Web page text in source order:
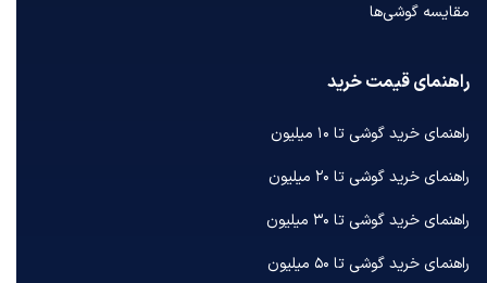
مقایسه گوشی‌ها
راهنمای قیمت خرید
راهنمای خرید گوشی تا ۱۰ میلیون
راهنمای خرید گوشی تا ۲۰ میلیون
راهنمای خرید گوشی تا ۳۰ میلیون
راهنمای خرید گوشی تا ۵۰ میلیون